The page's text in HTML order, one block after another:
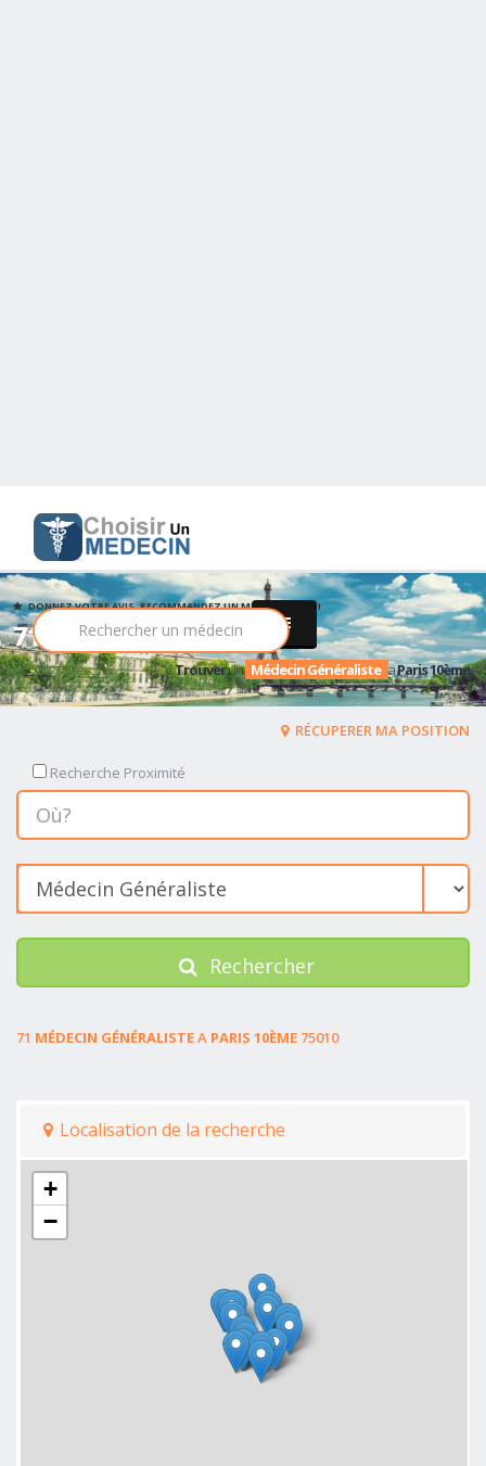
71 Médecin Généraliste
DONNEZ VOTRE AVIS, RECOMMANDEZ UN MEDECIN PARMI
Trouverun Médecin Généraliste aParis 10ème
RÉCUPERER MA POSITION
Recherche Proximité
Rechercher
71 MÉDECIN GÉNÉRALISTEA PARIS 10ÈME 75010
Localisation de la recherche
+
−